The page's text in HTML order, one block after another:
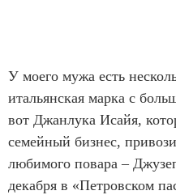
У моего мужа есть
итальянская марка с
вот Джанлука Исайя,
семейный бизнес,
любимого повара –
декабря в «Петровском